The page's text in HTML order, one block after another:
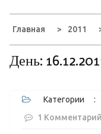
Главная 2011
День:
Категории :
1 Комментарий